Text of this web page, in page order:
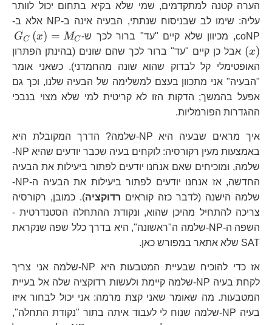
הערה קטנה למתקדמים, שמי שלא בקיא בתחום יכול לוותר
עליה: שימו לב שבניסוח שנתתי, הבעיה אינה ב-NP אלא ב-
coNP, מכיוון שלא קיים "עד" ברור לכך ש-
GC (x) = MC
(x)
אבל כן קיים "עד" ברור לכך שהם שונים (בהינתן הפתרון
האופטימלי קל לבדוק שהוא שונה מהחמדני). כשאני אומר
"הבעיה" אני מתכוון בעצם למשלימה של הבעיה שלנו, וכך גם
אפעל בהמשך; הדקות הזו לא קריטית למי שלא מצוי בנבכי
ההגדרות הפורמליות.
איך מראים שבעיה היא NP-שלמה? הדרך המקובלת היא
באמצעות מעין רקורסיה: לוקחים בעיה שכבר יודעים שהיא NP-
שלמה, ומוכיחים שאם אנחנו יודעים לפתור ביעילות את הבעיה
החדשה, אז אנחנו יודעים לפתור ביעילות את הבעיה ה-NP-
שלמה הישנה (לדבר כזה קוראים רדוקציה). כמובן, רקורסיה
צריכה להתחיל מהיכן שהוא, ונקודת ההתחלה הסטנדרטית -
השפה ה-NP-שלמה ה"ראשונה", היא בדרך כלל שפה שנקראת
SAT שלא אתאר במפורש כאן.
אז כדי להוכיח שבעיית המטבעות היא NP-שלמה אני צריך
לקחת בעיה NP-שלמה קיימת ולעשות רדוקציה שלה אל בעיית
המטבעות. מה שאומר שאני קצת מרמה: אני יכול לבחור איזו
בעיה NP-שלמה שנוח לי לעבוד איתה בתור "נקודת התחלה",